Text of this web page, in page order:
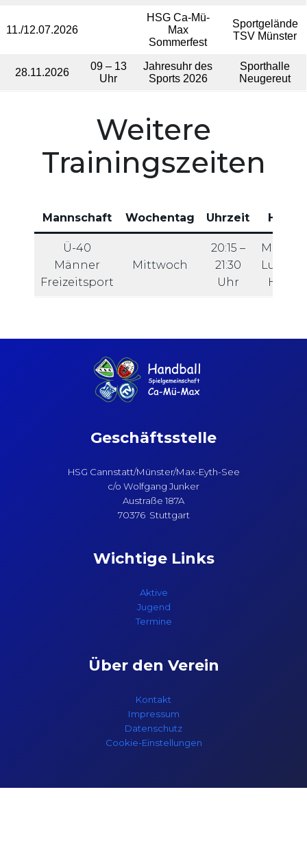
11./12.07.2026
HSG Ca-Mü-
Max
Sommerfest
Sportgelände
TSV Münster
28.11.2026
09 – 13
Uhr
Jahresuhr des
Sports 2026
Sporthalle
Neugereut
Weitere
Trainingszeiten
Mannschaft Wochentag Uhrzeit Halle
Ü-40
Männer
Freizeitsport
Mittwoch
20:15 –
21:30
Uhr
Martin-
Luther-
Halle
Geschäftsstelle
HSG Cannstatt/Münster/Max-Eyth-See
c/o Wolfgang Junker
Austraße 187A
70376 Stuttgart
Wichtige Links
Aktive
Jugend
Termine
Über den Verein
Kontakt
Impressum
Datenschutz
Cookie-Einstellungen